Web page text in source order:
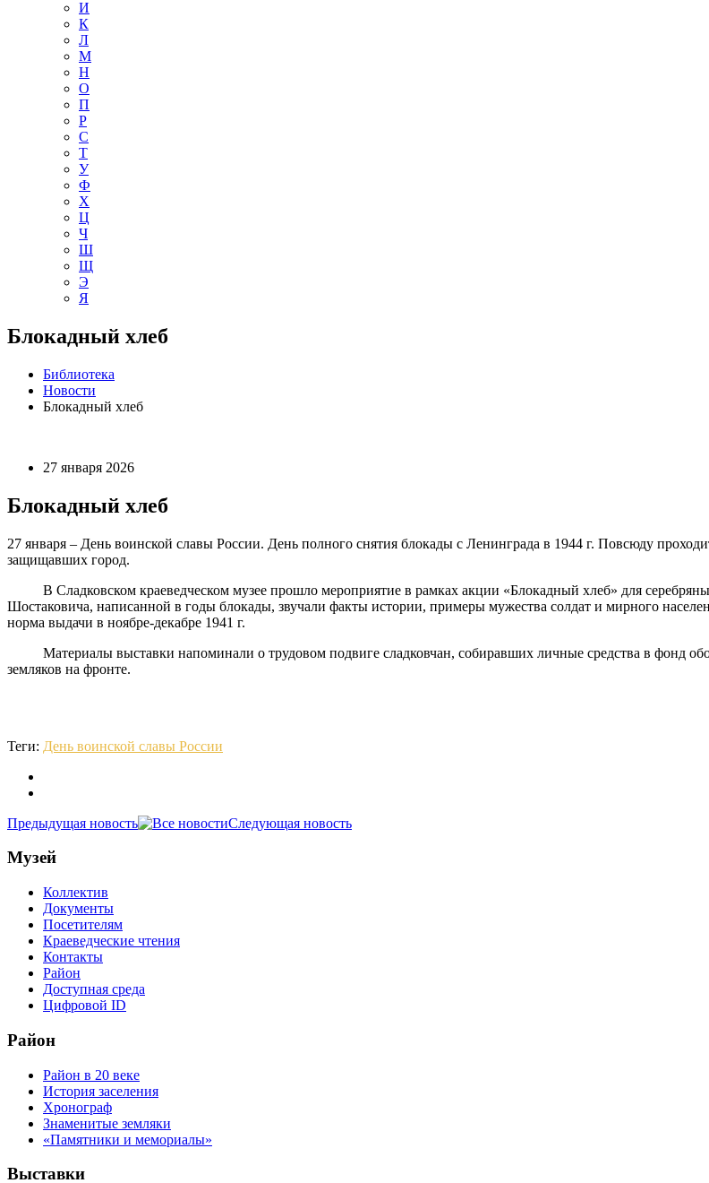
И
К
Л
М
Н
О
П
Р
С
Т
У
Ф
Х
Ц
Ч
Ш
Щ
Э
Я
Блокадный хлеб
Библиотека
Новости
Блокадный хлеб
27 января 2026
Блокадный хлеб
27 января – День воинской славы России. День полного снятия блокады с Ленинграда в 1944 г. Повсюду
защищавших город.
В Сладковском краеведческом музее прошло мероприятие в рамках акции «Блокадный хлеб» для
Шостаковича, написанной в годы блокады, звучали факты истории, примеры мужества солдат и мирного
норма выдачи в ноябре-декабре 1941 г.
Материалы выставки напоминали о трудовом подвиге сладковчан, собиравших личные средства в фонд
земляков на фронте.
Теги: День воинской славы России
Предыдущая новость Следующая новость
Музей
Коллектив
Документы
Посетителям
Краеведческие чтения
Контакты
Район
Доступная среда
Цифровой ID
Район
Район в 20 веке
История заселения
Хронограф
Знаменитые земляки
«Памятники и мемориалы»
Выставки